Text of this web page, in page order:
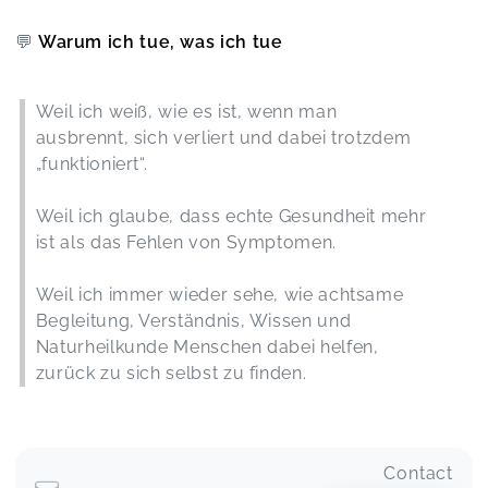
Franziska,
Akupressur
Nägel in der Naturheilkunde bei dir gemacht und
habe so viel gelernt! Die ausführliche
Erklärungen zu jeder Krankheitsbild plus die
💬 Warum ich tue, was ich tue
Weil ich weiß, wie es ist, wenn man
ausbrennt, sich verliert und dabei trotzdem
„funktioniert“.
Weil ich glaube, dass echte Gesundheit mehr
ist als das Fehlen von Symptomen.
Weil ich immer wieder sehe, wie achtsame
Begleitung, Verständnis, Wissen und
Naturheilkunde Menschen dabei helfen,
zurück zu sich selbst zu finden.
Contact